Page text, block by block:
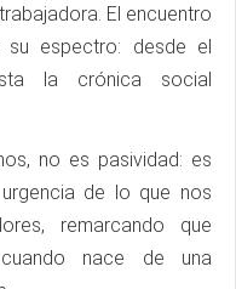
El encuentro
espectro: desde el
la crónica social
no es pasividad: es
de lo que nos
remarcando que
nace de una